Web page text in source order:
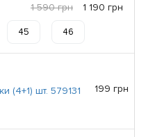
1 590 грн 1 190 грн
45 46
(4+1) шт. 579131 199 грн